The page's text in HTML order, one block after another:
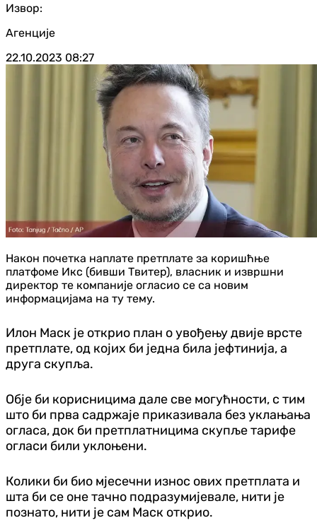
Извор:
Агенције
22.10.2023 08:27
Након почетка наплате претплате за коришћње
платфоме Икс (бивши Твитер), власник и извршни
директор те компаније огласио се са новим
информацијама на ту тему.
Илон Маск је открио план о увођењу двије врсте
претплате, од којих би једна била јефтинија, а
друга скупља.
Обје би корисницима дале све могућности, с тим
што би прва садржаје приказивала без уклањања
огласа, док би претплатницима скупље тарифе
огласи били уклоњени.
Колики би био мјесечни износ ових претплата и
шта би се оне тачно подразумијевале, нити је
познато, нити је сам Маск открио.